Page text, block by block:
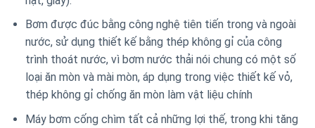
Bơm được đúc bằng công nghệ tiên tiến trong và ngoài
nước, sử dụng thiết kế bằng thép không gỉ của công
trình thoát nước, vì bơm nước thải nói chung có một số
loại ăn mòn và mài mòn, áp dụng trong việc thiết kế vỏ,
thép không gỉ chống ăn mòn làm vật liệu chính
Máy bơm cống chìm tất cả những lợi thế, trong khi tăng